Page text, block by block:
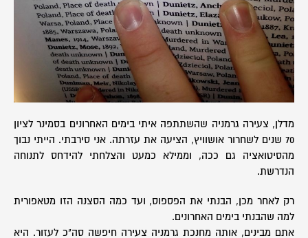
מדלן, צעירה גרמניה שהשתתפה איתי בימים האחרונים בסמינר לציון
70 שנים לשחרור אושוויץ, הציעה את עזרתה. אני סירבתי. הייתי נבוך
מהסיטואציה גם ככה, וממילא כמעט והצלחתי להידחס לתנוחה
הנדרשת.
רק לאחר מכן, הבנתי את הפספוס, ועד כמה הסצנה הזו מטאפורית
למה שהבנתי בימים האחרונים.
אתם מבינים, אותה מחנכת גרמניה צעירה חיפשה סה"כ לעזור. היא